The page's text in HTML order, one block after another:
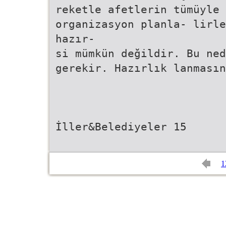
reketle afetlerin tümüyle
organizasyon planla-
hazır-
si mümkün değildir. Bu
gerekir. Hazırlık
İller&Belediyeler 15